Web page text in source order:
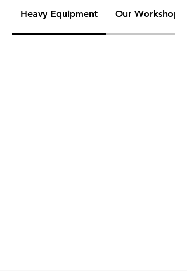
Heavy Equipment Our Workshop